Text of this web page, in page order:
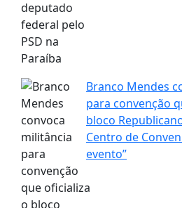
Branco Mendes
para convenção
bloco
Centro de
evento”